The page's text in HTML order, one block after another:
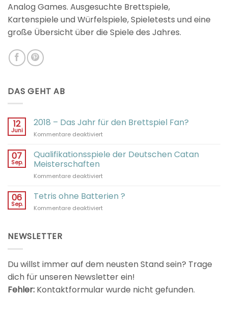
Analog Games. Ausgesuchte Brettspiele,
Kartenspiele und Würfelspiele, Spieletests und eine
große Übersicht über die Spiele des Jahres.
DAS GEHT AB
12
Juni
2018 – Das Jahr für den Brettspiel Fan?
Kommentare deaktiviertfür
–
Das
für
Brettspiel
07
Sep.
Qualifikationsspiele der Deutschen Catan
Meisterschaften
Kommentare deaktiviertfür
der
Deutschen
Catan
06
Sep.
Tetris ohne Batterien ?
Kommentare deaktiviertfür
NEWSLETTER
Du willst immer auf dem neusten Stand sein? Trage
dich für unseren Newsletter ein!
Fehler: Kontaktformular wurde nicht gefunden.